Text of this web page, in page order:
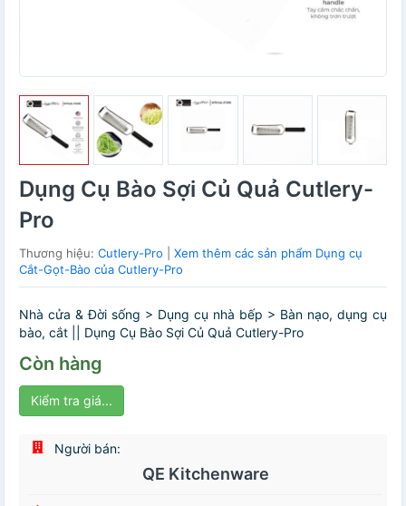
Dụng Cụ Bào Sợi Củ Quả Cutlery-
Pro
Thương hiệu: Cutlery-Pro
Xem thêm các sản phẩm Dụng cụ
Cắt-Gọt-Bào của Cutlery-Pro
Nhà cửa & Đời sống > Dụng cụ nhà bếp > Bàn nạo, dụng cụ
bào, cắt || Dụng Cụ Bào Sợi Củ Quả Cutlery-Pro
Còn hàng
Kiểm tra giá...
Người bán:
QE Kitchenware